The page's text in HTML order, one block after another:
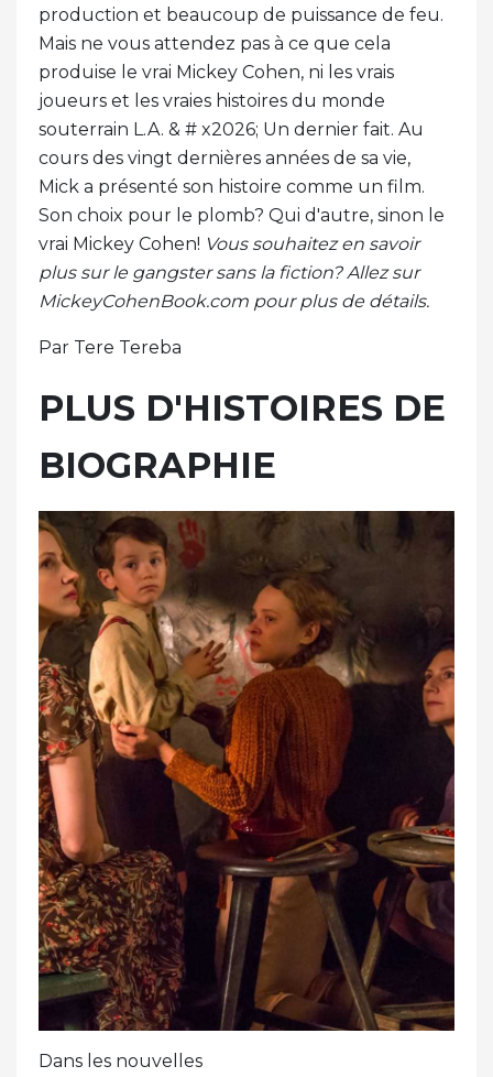
production et beaucoup de puissance de feu.
Mais ne vous attendez pas à ce que cela
produise le vrai Mickey Cohen, ni les vrais
joueurs et les vraies histoires du monde
souterrain L.A. & # x2026; Un dernier fait. Au
cours des vingt dernières années de sa vie,
Mick a présenté son histoire comme un film.
Son choix pour le plomb? Qui d'autre, sinon le
vrai Mickey Cohen! Vous souhaitez en savoir
plus sur le gangster sans la fiction? Allez sur
MickeyCohenBook.com pour plus de détails.
Par Tere Tereba
PLUS D'HISTOIRES DE
BIOGRAPHIE
Dans les nouvelles